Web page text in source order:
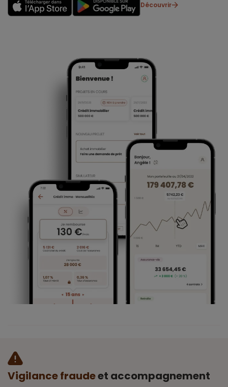
Découvrir
Vigilance fraudeet accompagnement